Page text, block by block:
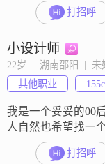
打招呼
小设计师
22岁  |  湖南邵阳  |  未
其他职业
我是一个妥妥的00
人自然也希望找一
有太多的要求就希
个暖男，会照顾我
打招呼